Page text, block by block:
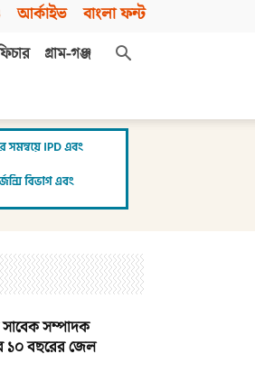
আর্কাইভ বাংলা ফন্ট
গ্রাম-গঞ্জ
সম্পাদক
১০ বছরের জেল